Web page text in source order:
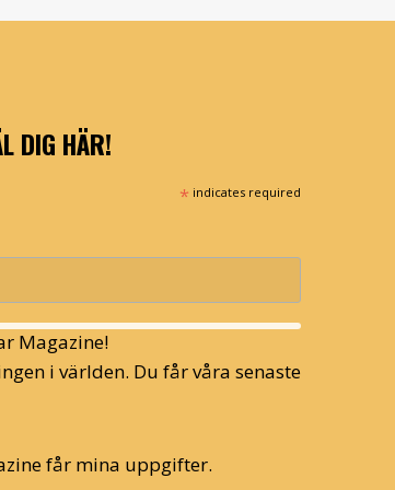
DIG HÄR!
* indicates required
Magazine!
i världen. Du får våra senaste
får mina uppgifter.